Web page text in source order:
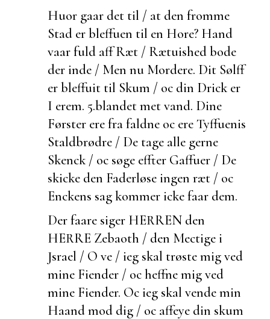
Huor gaar det til / at den fromme
Stad er bleffuen til en Hore? Hand
vaar fuld aff Ræt / Rætuished bode
der inde / Men nu Mordere. Dit Sølff
er bleffuit til Skum / oc din Drick er
I erem. 5.blandet met vand. Dine
Førster ere fra faldne oc ere Tyffuenis
Staldbrødre / De tage alle gerne
Skenck / oc søge effter Gaffuer / De
skicke den Faderløse ingen ræt / oc
Enckens sag kommer icke faar dem.
Der faare siger HERREN den
HERRE Zebaoth / den Mectige i
Jsrael / O ve / ieg skal trøste mig ved
mine Fiender / oc heffne mig ved
mine Fiender. Oc ieg skal vende min
Haand mod dig / oc affeye din skum